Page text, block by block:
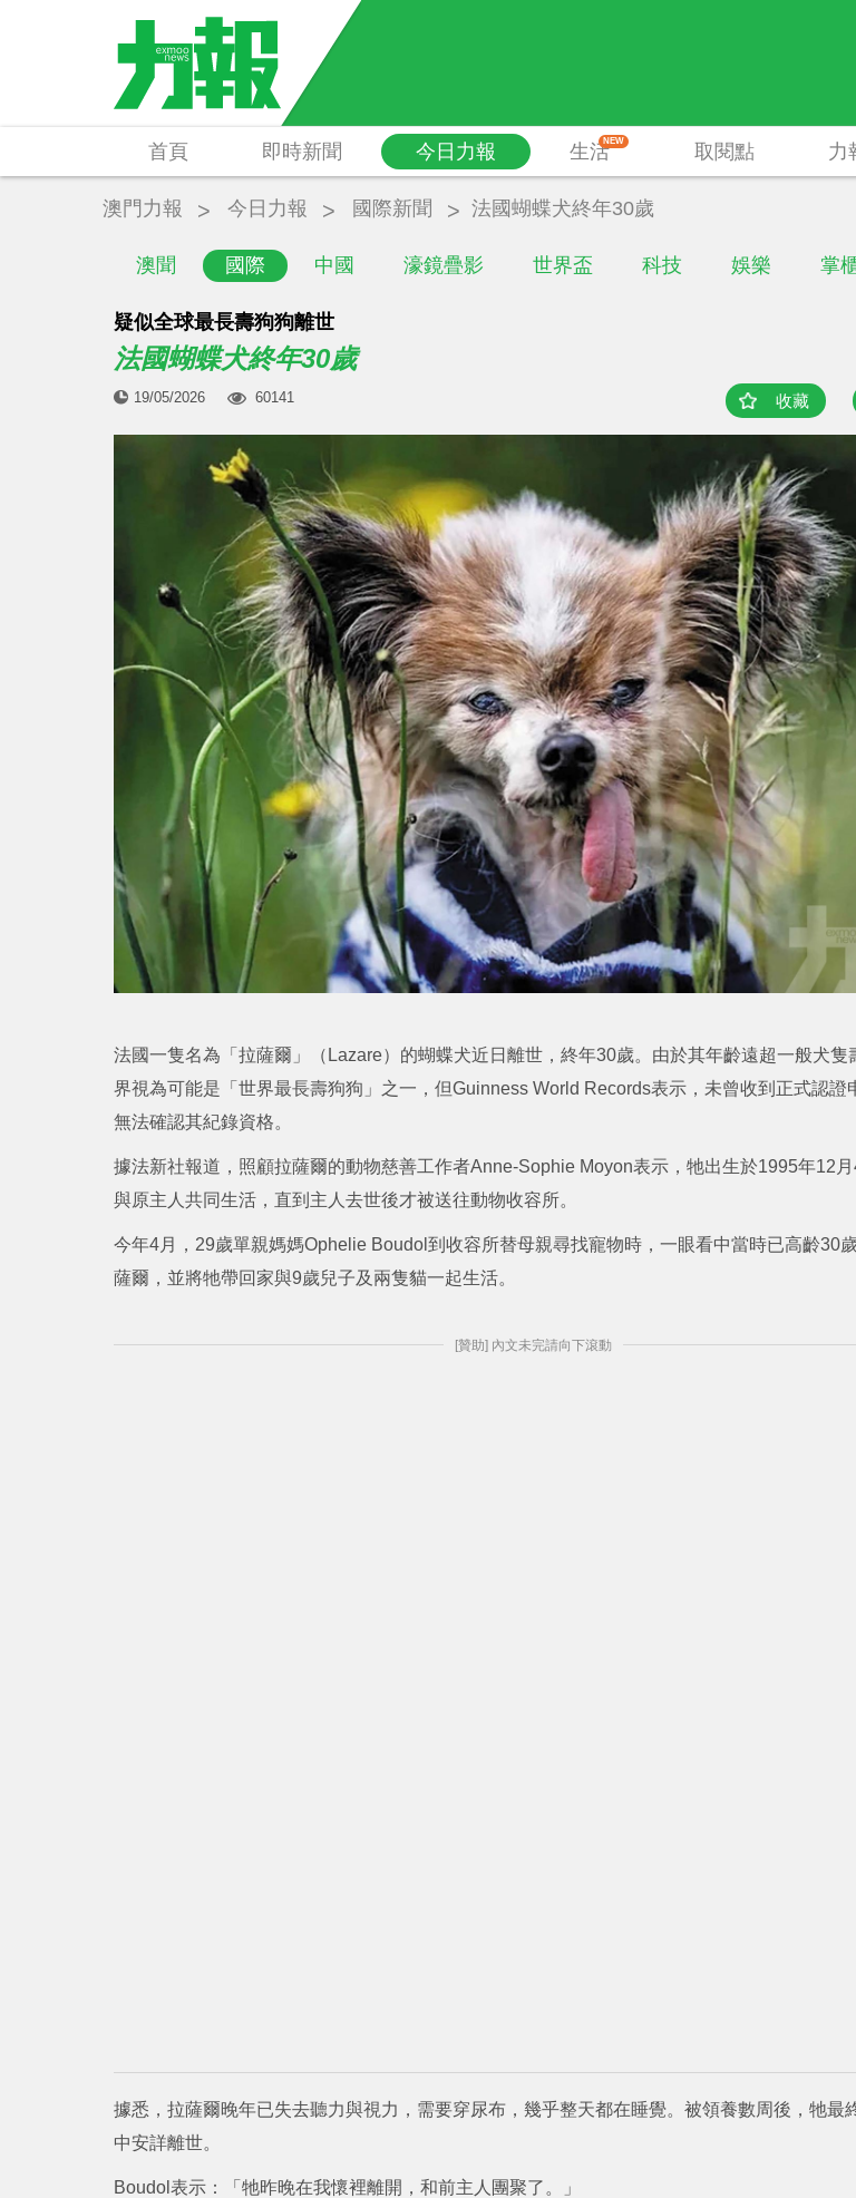
首頁 即時新聞 今日力報
澳聞 國際 中國 濠鏡疊影 世界盃 科技 娛樂 掌
生活NEW 取閱點 力
澳門力報 今日力報 國際新聞 法國蝴蝶犬終年30歲
疑似全球最長壽狗狗離世
法國蝴蝶犬終年30歲
19/05/2026 60141 收藏
法國一隻名為「拉薩爾」（Lazare）的蝴蝶犬近日離世，終年30歲。由於其年齡遠超一般犬隻
界視為可能是「世界最長壽狗狗」之一，但Guinness World Records表示，未曾收到正式認證
無法確認其紀錄資格。
據法新社報道，照顧拉薩爾的動物慈善工作者Anne-Sophie Moyon表示，牠出生於1995年12
與原主人共同生活，直到主人去世後才被送往動物收容所。
今年4月，29歲單親媽媽Ophelie Boudol到收容所替母親尋找寵物時，一眼看中當時已高齡30
薩爾，並將牠帶回家與9歲兒子及兩隻貓一起生活。
[贊助] 內文未完請向下滾動
據悉，拉薩爾晚年已失去聽力與視力，需要穿尿布，幾乎整天都在睡覺。被領養數周後，牠最
中安詳離世。
Boudol表示：「牠昨晚在我懷裡離開，和前主人團聚了。」